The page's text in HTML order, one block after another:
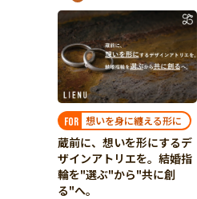
FOR 想いを身に纏える形に
蔵前に、想いを形にするデ
ザインアトリエを。結婚指
輪を"選ぶ"から"共に創
る"へ。